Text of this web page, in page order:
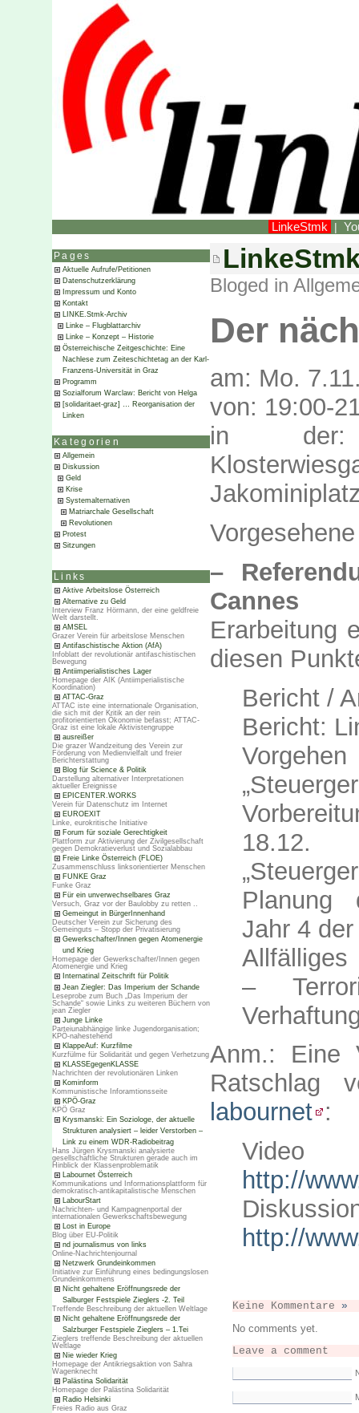
LinkeStmk |
Pages
Aktuelle Aufrufe/Petitionen
Datenschutzerklärung
Impressum und Konto
Kontakt
LINKE.Stmk-Archiv
Linke – Flugblattarchiv
Linke – Konzept – Historie
Österreichische Zeitgeschichte: Eine
Nachlese zum Zeiteschichtetag an der Karl-
Franzens-Universität in Graz
Programm
Sozialforum Warclaw: Bericht von Helga
[solidaritaet-graz] … Reorganisation der
Linken
Kategorien
Allgemein
Diskussion
Geld
Krise
Systemalternativen
Matriarchale Gesellschaft
Revolutionen
Protest
Sitzungen
Links
Aktive Arbeitslose Österreich
Alternative zu Geld
Interview Franz Hörmann, der eine geldfreie
Welt darstellt.
AMSEL
Grazer Verein für arbeitslose Menschen
Antifaschistische Aktion (AfA)
Infoblatt der revolutionär antifaschistischen
Bewegung
Antiimperialistisches Lager
Homepage der AIK (Antiimperialistische
Koordination)
ATTAC-Graz
ATTAC iste eine internationale Organisation,
die sich mit der Kritik an der rein
profitorientierten Ökonomie befasst; ATTAC-
Graz ist eine lokale Aktivistengruppe
ausreißer
Die grazer Wandzeitung des Verein zur
Förderung von Medienvielfalt und freier
Berichterstattung
Blog für Science & Politik
Darstellung alternativer Interpretationen
aktueller Ereignisse
EPICENTER.WORKS
Verein für Datenschutz im Internet
EUROEXIT
Linke, eurokritische Initiative
Forum für soziale Gerechtigkeit
Plattform zur Aktivierung der Zivilgesellschaft
gegen Demokratieverlust und Sozialabbau
Freie Linke Österreich (FLOE)
Zusammenschluss linksorientierter Menschen
FUNKE Graz
Funke Graz
Für ein unverwechselbares Graz
Versuch, Graz vor der Baulobby zu retten ..
Gemeingut in BürgerInnenhand
Deutscher Verein zur Sicherung des
Gemeinguts – Stopp der Privatisierung
Gewerkschafter/Innen gegen Atomenergie
und Krieg
Homepage der Gewerkschafter/Innen gegen
Atomenergie und Krieg
Internatinal Zeitschrift für Politik
Jean Ziegler: Das Imperium der Schande
Leseprobe zum Buch „Das Imperium der
Schande“ sowie Links zu weiteren Büchern von
jean Ziegler
Junge Linke
Parteiunabhängige linke Jugendorganisation;
KPÖ-nahestehend
KlappeAuf: Kurzfilme
Kurzfülme für Solidarität und gegen Verhetzung
KLASSEgegenKLASSE
Nachrichten der revolutionären Linken
Kominform
Kommunistische Inforamtionsseite
KPÖ-Graz
KPÖ Graz
Krysmanski: Ein Soziologe, der aktuelle
Strukturen analysiert – leider Verstorben –
Link zu einem WDR-Radiobeitrag
Hans Jürgen Krysmanski analysierte
gesellschaftliche Strukturen gerade auch im
Hinblick der Klassenproblematik
Labournet Österreich
Kommunikations und Informationsplattform für
demokratisch-antikapitalistische Menschen
LabourStart
Nachrichten- und Kampagnenportal der
internationalen Gewerkschaftsbewegung
Lost in Europe
Blog über EU-Politik
nd journalismus von links
Online-Nachrichtenjournal
Netzwerk Grundeinkommen
Initiative zur Einführung eines bedingungslosen
Grundeinkommens
Nicht gehaltene Eröffnungsrede der
Salburger Festspiele Zieglers -2. Teil
Treffende Beschreibung der aktuellen Weltlage
Nicht gehaltene Eröffnungsrede der
Salzburger Festspiele Zieglers – 1.Tei
Zieglers treffende Beschreibung der aktuellen
Weltlage
Nie wieder Krieg
Homepage der Antikriegsaktion von Sahra
Wagenknecht
Palästina Solidarität
Homepage der Palästina Solidarität
Radio Helsinki
Freies Radio aus Graz
Bloged in
Der
am: Mo.
von: 19:00-
in der:
–
Cannes
Erarbeitung
diesen
Bericht /
Bericht:
Planung
Jahr 4
Allfälliges
–
Anm.: Eine
Ratschlag
labournet :
Video
http://
http://
Keine Kommentare »
No comments yet.
Leave a comment